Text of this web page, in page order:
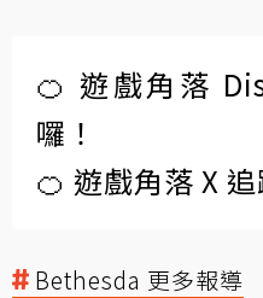
🍊 遊戲角落
囉！
🍊 遊戲角落 X
Bethesda 更多報導